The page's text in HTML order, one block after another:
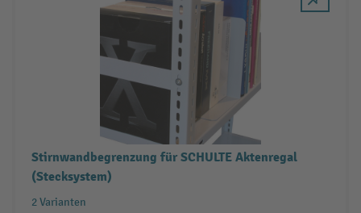
Stirnwandbegrenzung für SCHULTE Aktenregal
(Stecksystem)
2 Varianten